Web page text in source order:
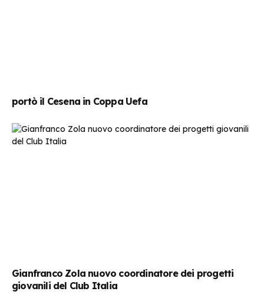
portò il Cesena in Coppa Uefa
Gianfranco Zola nuovo coordinatore dei progetti
giovanili del Club Italia